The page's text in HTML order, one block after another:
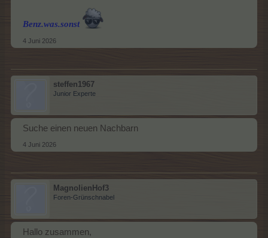
Benz.was.sonst
4 Juni 2026
steffen1967
Junior Experte
Suche einen neuen Nachbarn
4 Juni 2026
MagnolienHof3
Foren-Grünschnabel
Hallo zusammen,